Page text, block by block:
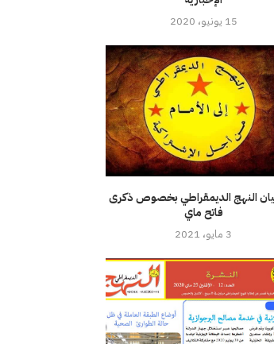
15 يونيو، 2020
النهج الديمقراطي بخصوص ذكرى
فاتح ماي
3 مايو، 2021